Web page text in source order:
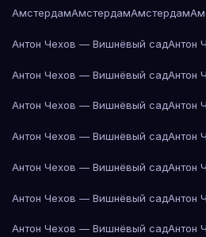
АмстердамАмстердамАмстердам
Антон Чехов — Вишнёвый садАнтон
Антон Чехов — Вишнёвый садАнтон
Антон Чехов — Вишнёвый садАнтон
Антон Чехов — Вишнёвый садАнтон
Антон Чехов — Вишнёвый садАнтон
Антон Чехов — Вишнёвый садАнтон
Антон Чехов — Вишнёвый садАнтон